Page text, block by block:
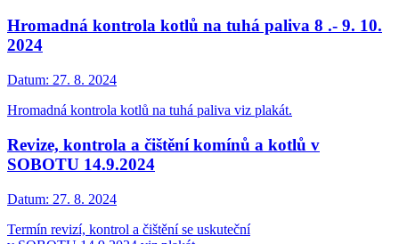
Hromadná kontrola kotlů na tuhá paliva 8 .- 9. 10.
2024
Datum: 27. 8. 2024
Hromadná kontrola kotlů na tuhá paliva viz plakát.
Revize, kontrola a čištění komínů a kotlů v
SOBOTU 14.9.2024
Datum: 27. 8. 2024
Termín revizí, kontrol a čištění se uskuteční